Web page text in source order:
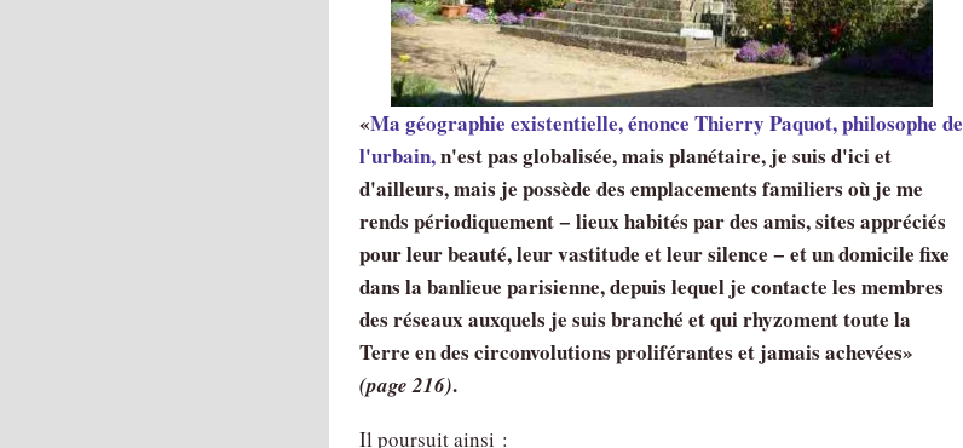
Ma géographie existentielle, énonce Thierry Paquot, philosophe de
l'urbain,n'est pas globalisée, mais planétaire, je suis d'ici et
d'ailleurs, mais je possède des emplacements familiers où je me
rends périodiquement − lieux habités par des amis, sites appréciés
pour leur beauté, leur vastitude et leur silence − et un domicile fixe
dans la banlieue parisienne, depuis lequel je contacte les membres
des réseaux auxquels je suis branché et qui rhyzoment toute la
Terre en des circonvolutions proliférantes et jamais achevées
(page 216).
Il poursuit ainsi :